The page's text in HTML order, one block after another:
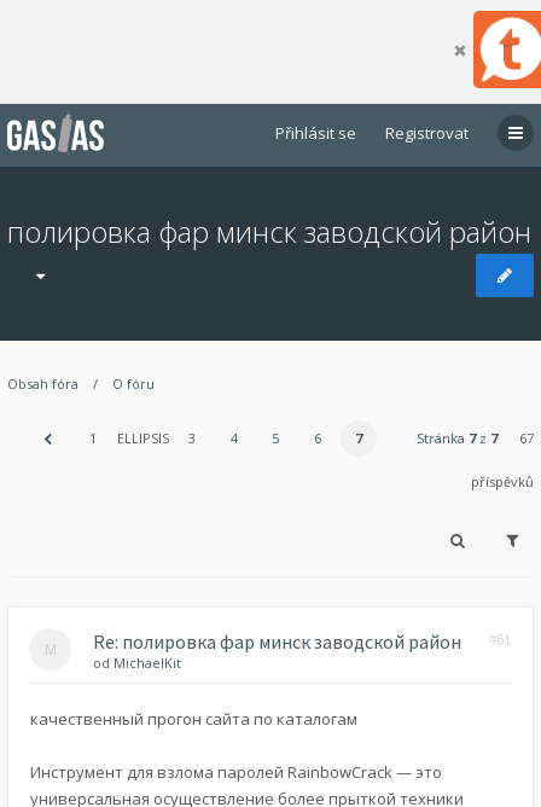
Přihlásit se Registrovat
полировка фар минск заводской район
Obsah fóra O fóru
1 ELLIPSIS 3 4 5 6 7 Stránka 7z 7 67
příspěvků
Re: полировка фар минск заводской район #61
od MichaelKit
качественный прогон сайта по каталогам
Инструмент для взлома паролей RainbowCrack — это
универсальная осуществление более прыткой техники